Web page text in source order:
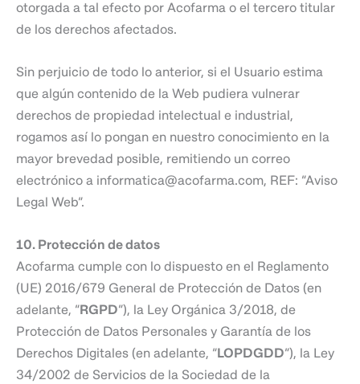
otorgada a tal efecto por Acofarma o el tercero titular
de los derechos afectados.
Sin perjuicio de todo lo anterior, si el Usuario estima
que algún contenido de la Web pudiera vulnerar
derechos de propiedad intelectual e industrial,
rogamos así lo pongan en nuestro conocimiento en la
mayor brevedad posible, remitiendo un correo
electrónico a informatica@acofarma.com, REF: “Aviso
Legal Web”.
10. Protección de datos
Acofarma cumple con lo dispuesto en el Reglamento
(UE) 2016/679 General de Protección de Datos (en
adelante, “RGPD”), la Ley Orgánica 3/2018, de
Protección de Datos Personales y Garantía de los
Derechos Digitales (en adelante, “LOPDGDD”), la Ley
34/2002 de Servicios de la Sociedad de la